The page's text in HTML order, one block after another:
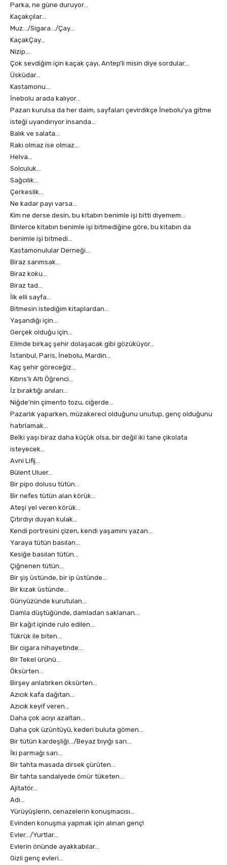
Parka, ne güne duruyor…
Kaçakçılar…
Muz…/Sigara…/Çay…
KaçakÇay…
Nizip…
Çok sevdiğim için kaçak çayı, Antep’li misin diye sordular…
Üsküdar…
Kastamonu…
İnebolu arada kalıyor…
Pazarı kurulsa da her daim, sayfaları çevirdikçe İnebolu’ya gitme
isteği uyandırıyor insanda…
Balık ve salata…
Rakı olmaz ise olmaz…
Helva…
Solculuk…
Sağcılık…
Çerkeslik…
Ne kadar payı varsa…
Kim ne derse desin, bu kitabın benimle işi bitti diyemem…
Binlerce kitabın benimle işi bitmediğine göre, bu kitabın da
benimle işi bitmedi…
Kastamonulular Derneği…
Biraz sarımsak…
Biraz koku…
Biraz tad…
İlk elli sayfa…
Bitmesin istediğim kitaplardan…
Yaşandığı için…
Gerçek olduğu için…
Elimde birkaç şehir dolaşacak gibi gözüküyor…
İstanbul, Paris, İnebolu, Mardin…
Kaç şehir göreceğiz…
Kıbrıs’lı Altı Öğrenci…
İz bıraktığı anıları…
Niğde’nin çimento tozu, ciğerde…
Pazarlık yaparken, müzakereci olduğunu unutup, genç olduğunu
hatırlamak…
Belki yaşı biraz daha küçük olsa, bir değil iki tane çikolata
isteyecek…
Avni Lifij…
Bülent Uluer…
Bir pipo dolusu tütün…
Bir nefes tütün alan körük…
Ateşi yel veren körük…
Çıtırdıyı duyan kulak…
Kendi portresini çizen, kendi yaşamını yazan…
Yaraya tütün basılan…
Kesiğe basılan tütün…
Çiğnenen tütün…
Bir şiş üstünde, bir ip üstünde…
Bir kızak üstünde…
Günyüzünde kurutulan…
Damla düştüğünde, damladan saklanan…
Bir kağıt içinde rulo edilen…
Tükrük ile biten…
Bir cigara nihayetinde…
Bir Tekel ürünü…
Öksürten…
Birşey anlatırken öksürten…
Azıcık kafa dağıtan…
Azıcık keyif veren…
Daha çok acıyı azaltan…
Daha çok üzüntüyü, kederi buluta gömen…
Bir tütün kardeşliği…/Beyaz bıyığı sarı…
İki parmağı sarı…
Bir tahta masada dirsek çürüten…
Bir tahta sandalyede ömür tüketen…
Ajitatör…
Adı…
Yürüyüşlerin, cenazelerin konuşmacısı…
Evinden konuşma yapmak için alınan genç!
Evler…/Yurtlar…
Evlerin önünde ayakkabılar…
Gizli genç evleri…